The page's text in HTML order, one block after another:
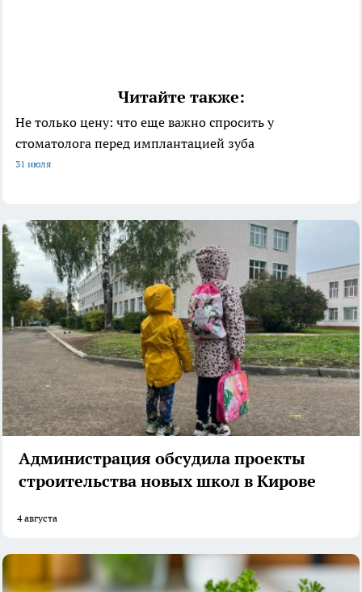
Читайте также:
Не только цену: что еще важно спросить у
стоматолога перед имплантацией зуба
31 июля
Администрация обсудила проекты
строительства новых школ в Кирове
4 августа